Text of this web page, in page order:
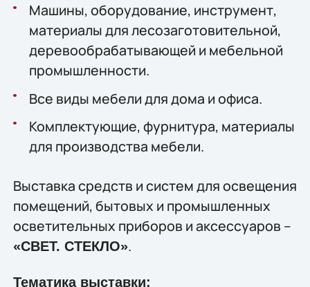
Машины, оборудование, инструмент,
материалы для лесозаготовительной,
деревообрабатывающей и мебельной
промышленности.
Все виды мебели для дома и офиса.
Комплектующие, фурнитура, материалы
для производства мебели.
Выставка средств и систем для освещения
помещений, бытовых и промышленных
осветительных приборов и аксессуаров –
«СВЕТ. СТЕКЛО».
Тематика выставки: